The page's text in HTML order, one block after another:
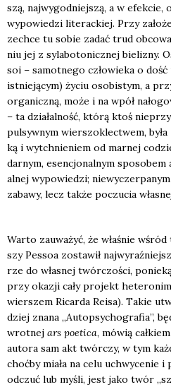
szą, naj­wy­god­niej­szą, a w efek­cie,
wypo­wie­dzi lite­rac­kiej. Przy
zechce tu sobie zadać trud
niu jej z syla­bo­to­nicz­nej bie­li­zny.
soi – samot­ne­go czło­wie­ka o
ist­nie­ją­cym) życiu oso­bi­stym, a
orga­nicz­ną, może i na wpół
– ta dzia­łal­ność, któ­rą ktoś
pul­syw­nym wier­szo­klec­twem,
ką i wytchnie­niem od mar­nej
dar­nym, esen­cjo­nal­nym
al­nej wypo­wie­dzi;
zaba­wy, lecz tak­że poczu­cia
War­to zauwa­żyć, że wła­śnie
szy Pes­soa zosta­wił
rze do wła­snej twór­czo­ści,
przy oka­zji cały pro­jekt
wier­szem Ricar­da Reisa). Takie
dziej zna­na „Autop­sy­cho­gra­fia”,
wrot­nej ars poeti­ca, mówią
auto­ra sam akt twór­czy, w tym
choć­by mia­ła na celu uchwy­ce­nie
odczuć lub myśli, jest jako twór